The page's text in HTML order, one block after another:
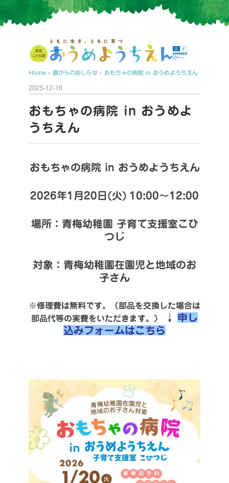
Home › 園からのおしらせ › おもちゃの病院 in おうめようちえん
2025-12-16
おもちゃの病院 in おうめよ
うちえん
おもちゃの病院 in おうめようちえん
2026年1月20日(火) 10:00～12:00
場所：青梅幼稚園 子育て支援室こひ
つじ
対象：青梅幼稚園在園児と地域のお
子さん
※修理費は無料です。（部品を交換した場合は
部品代等の実費をいただきます。）
↓
申し
込みフォームはこちら